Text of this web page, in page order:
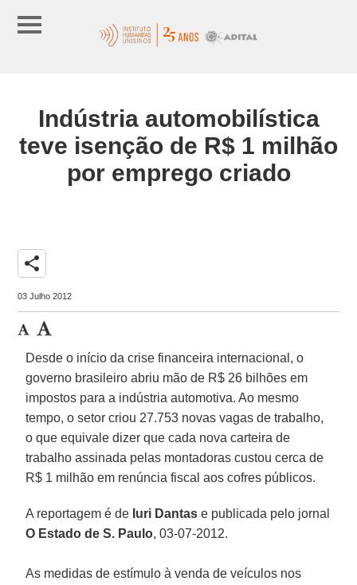
Indústria automobilística
teve isenção de R$ 1 milhão
por emprego criado
share
03 Julho 2012
Desde o início da crise financeira internacional, o
governo brasileiro abriu mão de R$ 26 bilhões em
impostos para a indústria automotiva. Ao mesmo
tempo, o setor criou 27.753 novas vagas de trabalho,
o que equivale dizer que cada nova carteira de
trabalho assinada pelas montadoras custou cerca de
R$ 1 milhão em renúncia fiscal aos cofres públicos.
A reportagem é de Iuri Dantas e publicada pelo jornal
O Estado de S. Paulo, 03-07-2012.
As medidas de estímulo à venda de veículos nos